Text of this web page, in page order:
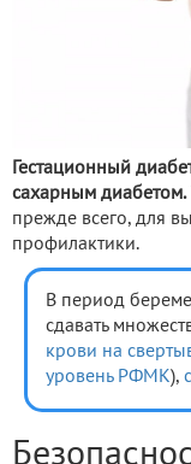
Гестационный
сахарным диабетом.
прежде всего, для
профилактики.
В период
сдавать
крови на
уровень РФМК),